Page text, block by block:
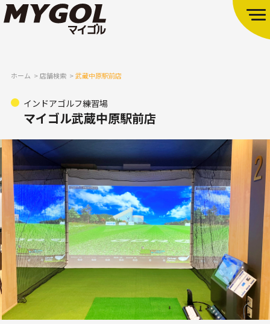
ホーム 店舗検索 武蔵中原駅前店
インドアゴルフ練習場
マイゴル武蔵中原駅前店